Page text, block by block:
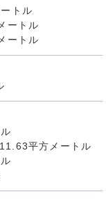
トル
ートル
ートル
平方メートル